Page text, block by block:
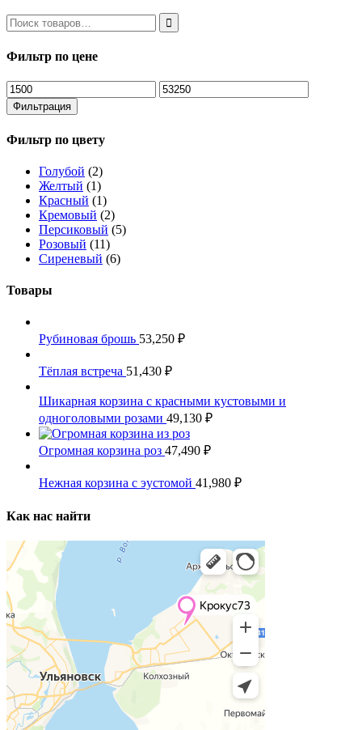
Фильтр по цене
Минимальная
цена
Максимальная
цена
Фильтрация
Фильтр по цвету
Голубой (2)
Желтый (1)
Красный (1)
Кремовый (2)
Персиковый (5)
Розовый (11)
Сиреневый (6)
Товары
Рубиновая брошь 53,250 ₽
Тёплая встреча 51,430 ₽
Шикарная корзина с красными кустовыми и
одноголовыми розами 49,130 ₽
Огромная корзина роз 47,490 ₽
Нежная корзина с эустомой 41,980 ₽
Как нас найти